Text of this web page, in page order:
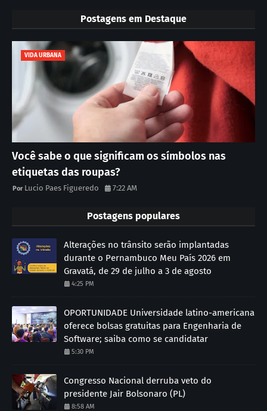
Postagens em Destaque
VIDA URBANA
Você sabe o que significam os símbolos nas
etiquetas das roupas?
Lucio Paes Figueredo 7:22 AM
Postagens populares
Alterações no trânsito serão implantadas
durante o Pernambuco Meu País 2026 em
Gravatá, de 29 de julho a 3 de agosto
4:25 PM
OPORTUNIDADE Universidade latino-americana
oferece bolsas gratuitas para Engenharia de
Software; saiba como se candidatar
5:30 PM
Congresso Nacional derruba veto do
presidente Jair Bolsonaro (PL)
8:58 AM